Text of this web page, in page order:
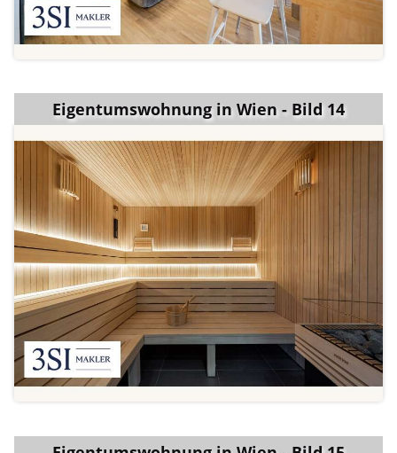
Eigentumswohnung in Wien - Bild 14